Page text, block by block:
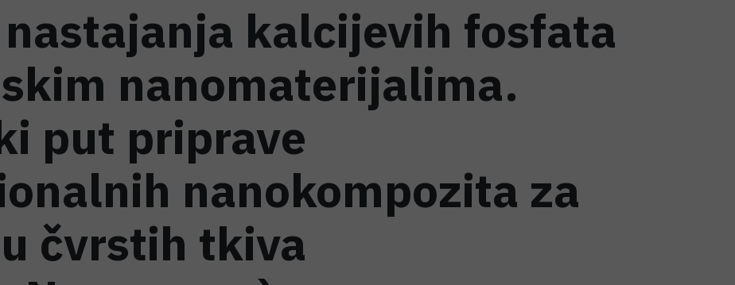
kalcijevih fosfata
nanomaterijalima.
put priprave
nanokompozita za
čvrstih tkiva